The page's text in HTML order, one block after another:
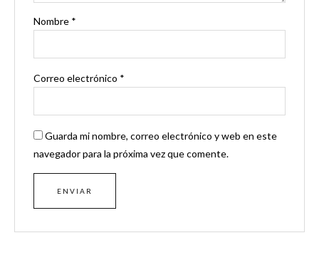
Nombre *
Correo electrónico *
Guarda mi nombre, correo electrónico y web en este
navegador para la próxima vez que comente.